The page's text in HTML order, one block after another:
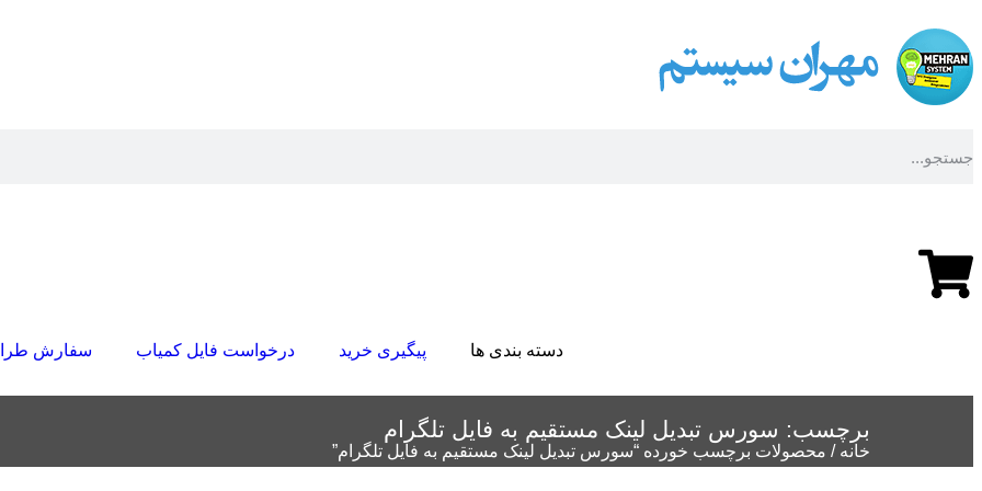
دسته بندی ها پیگیری خرید درخواست فایل کمیاب سفارش
برچسب: سورس تبدیل لینک مستقیم به فایل تلگرام
خانه / محصولات برچسب خورده “سورس تبدیل لینک مستقیم به فایل تلگرام”